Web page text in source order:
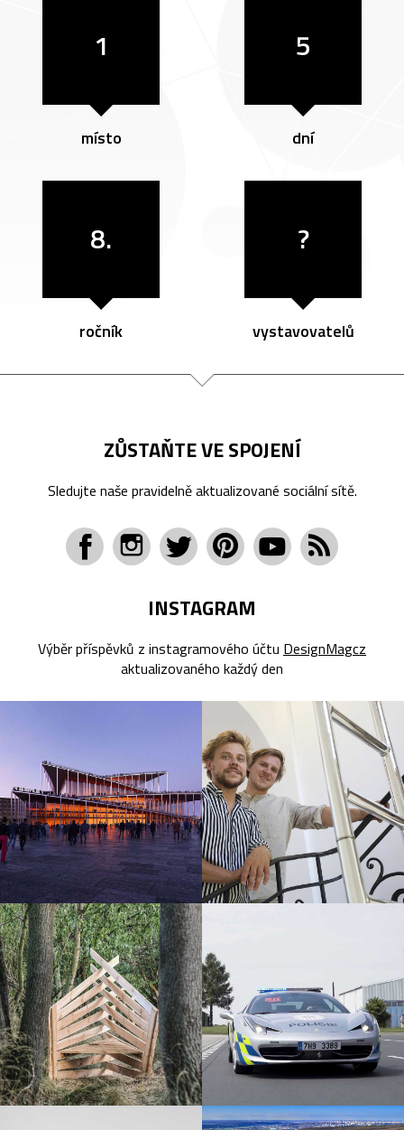
1
místo
5
dní
8.
ročník
?
vystavovatelů
ZŮSTAŇTE VE SPOJENÍ
Sledujte naše pravidelně aktualizované sociální sítě.
INSTAGRAM
Výběr příspěvků z instagramového účtu DesignMagcz
aktualizovaného každý den